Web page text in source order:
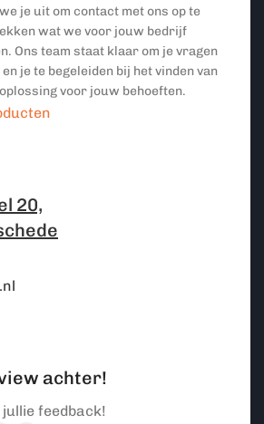
je uit om contact met ons op te
wat we voor jouw bedrijf
Ons team staat klaar om je vragen
je te begeleiden bij het vinden van
voor jouw behoeften.
20,
achter!
feedback!